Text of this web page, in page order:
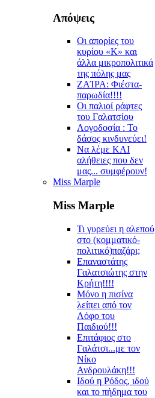
Απόψεις
Οι απορίες του
κυρίου «Κ» και
άλλα μικροπολιτικά
της πόλης μας
ZAΊΡΑ: Φιέστα-
παρωδία!!!!
Οι παλιοί ράφτες
του Γαλατσίου
Λογοδοσία : Το
δάσος κινδυνεύει!
Να λέμε ΚΑΙ
αλήθειες που δεν
μας... συμφέρουν!
Miss Marple
Miss Marple
Τι γυρεύει η αλεπού
στο (κομματικό-
πολιτικό)παζάρι;
Επαναστάτης
Γαλατσιώτης στην
Κρήτη!!!!
Μόνο η πισίνα
λείπει από τον
Λόφο του
Παιδιού!!!
Επιτάφιος στο
Γαλάτσι...με τον
Νίκο
Ανδρουλάκη!!!
Ιδού η Ρόδος, ιδού
και το πήδημα του